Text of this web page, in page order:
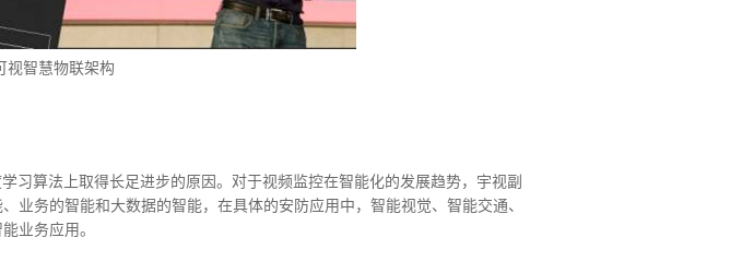
视智慧物联架构
算法上取得长足进步的原因。对于视频监控在智能化的发展趋势，宇视副
务的智能和大数据的智能，在具体的安防应用中，智能视觉、智能交通、
业务应用。